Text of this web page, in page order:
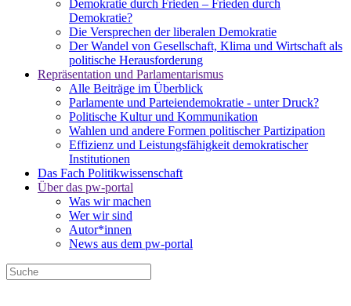
Demokratie durch Frieden – Frieden durch
Demokratie?
Die Versprechen der liberalen Demokratie
Der Wandel von Gesellschaft, Klima und Wirtschaft als
politische Herausforderung
Repräsentation und Parlamentarismus
Alle Beiträge im Überblick
Parlamente und Parteiendemokratie - unter Druck?
Politische Kultur und Kommunikation
Wahlen und andere Formen politischer Partizipation
Effizienz und Leistungsfähigkeit demokratischer
Institutionen
Das Fach Politikwissenschaft
Über das pw-portal
Was wir machen
Wer wir sind
Autor*innen
News aus dem pw-portal